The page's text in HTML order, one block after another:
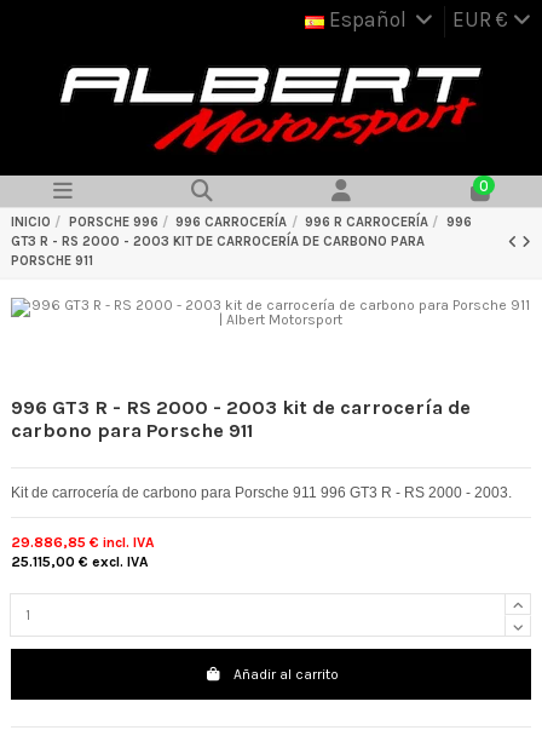
Español EUR €
0
INICIO PORSCHE 996 996 CARROCERÍA 996 R CARROCERÍA
996
GT3 R - RS 2000 - 2003 KIT DE CARROCERÍA DE CARBONO PARA
PORSCHE 911
996 GT3 R - RS 2000 - 2003 kit de carrocería de
carbono para Porsche 911
Kit de carrocería de carbono para Porsche 911 996 GT3 R - RS 2000 - 2003.
29.886,85 € incl. IVA
25.115,00 € excl. IVA
Añadir al carrito